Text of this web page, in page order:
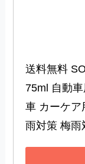
送料無料
75ml 自動
車 カーケア
雨対策 梅雨